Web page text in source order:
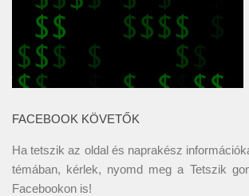
FACEBOOK KÖVETŐK
Ha tetszik az oldal és naprakész
témában, kérlek, nyomd meg a Tetszik
Facebookon is!